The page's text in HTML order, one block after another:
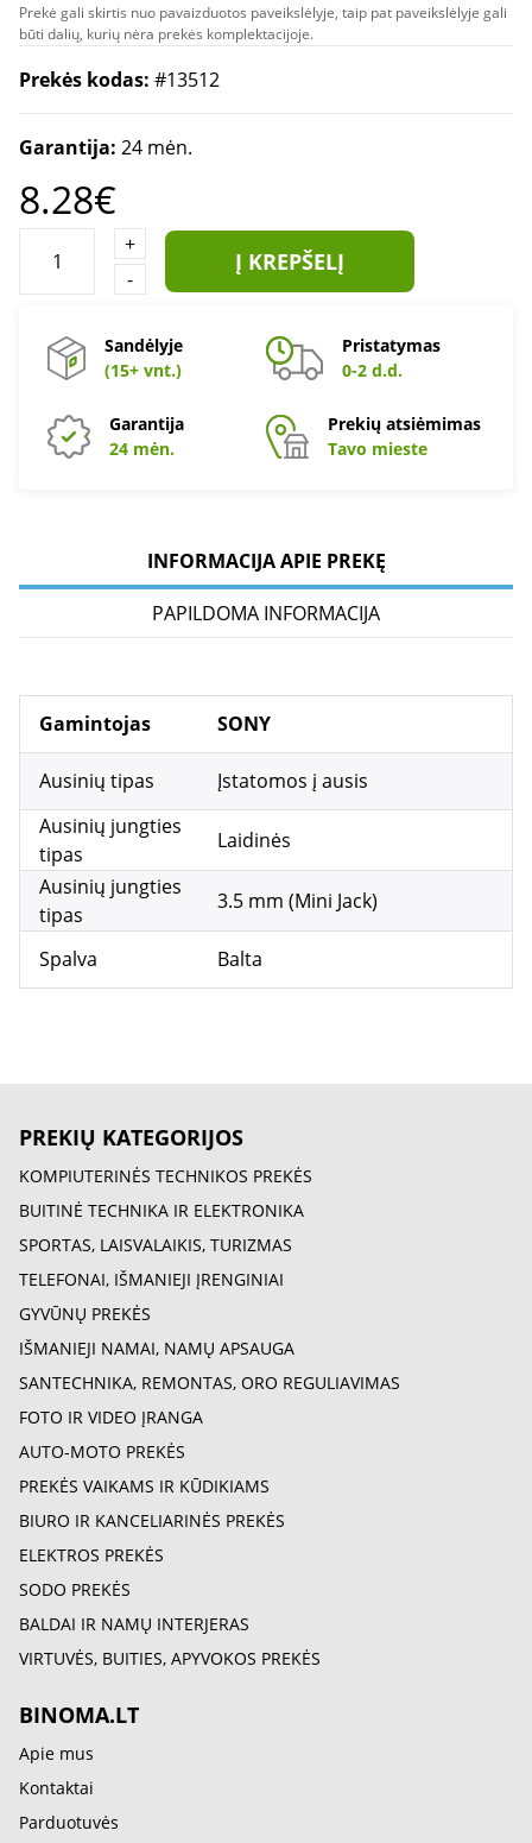
Prekė gali skirtis nuo pavaizduotos paveikslėlyje, taip pat paveikslėlyje gali
būti dalių, kurių nėra prekės komplektacijoje.
Prekės kodas: #13512
Garantija: 24 mėn.
8.28€
+
-
Į KREPŠELĮ
Sandėlyje
(15+ vnt.)
Pristatymas
0-2 d.d.
Garantija
24 mėn.
Prekių atsiėmimas
Tavo mieste
INFORMACIJA APIE PREKĘ
PAPILDOMA INFORMACIJA
Gamintojas SONY
Ausinių tipas
Įstatomos į ausis
Ausinių jungties
tipas
Laidinės
Ausinių jungties
tipas
3.5 mm (Mini Jack)
Spalva Balta
PREKIŲ KATEGORIJOS
KOMPIUTERINĖS TECHNIKOS PREKĖS
BUITINĖ TECHNIKA IR ELEKTRONIKA
SPORTAS, LAISVALAIKIS, TURIZMAS
TELEFONAI, IŠMANIEJI ĮRENGINIAI
GYVŪNŲ PREKĖS
IŠMANIEJI NAMAI, NAMŲ APSAUGA
SANTECHNIKA, REMONTAS, ORO REGULIAVIMAS
FOTO IR VIDEO ĮRANGA
AUTO-MOTO PREKĖS
PREKĖS VAIKAMS IR KŪDIKIAMS
BIURO IR KANCELIARINĖS PREKĖS
ELEKTROS PREKĖS
SODO PREKĖS
BALDAI IR NAMŲ INTERJERAS
VIRTUVĖS, BUITIES, APYVOKOS PREKĖS
BINOMA.LT
Apie mus
Kontaktai
Parduotuvės